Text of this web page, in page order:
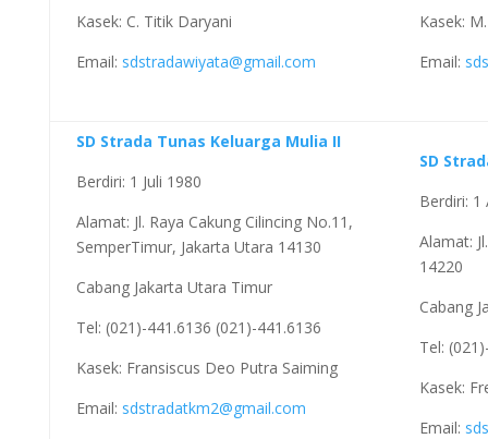
Kasek: C. Titik Daryani
Email: sdstradawiyata@gmail.com
Kasek:
Email:
SD Strada Tunas Keluarga Mulia II
Berdiri: 1 Juli 1980
Alamat: Jl. Raya Cakung Cilincing No.11,
SemperTimur, Jakarta Utara 14130
Cabang Jakarta Utara Timur
Tel: (021)-441.6136 (021)-441.6136
Kasek: Fransiscus Deo Putra Saiming
Email: sdstradatkm2@gmail.com
SD
Berdiri: 1
Alamat:
14220
Cabang
Tel:
Kasek:
Email: